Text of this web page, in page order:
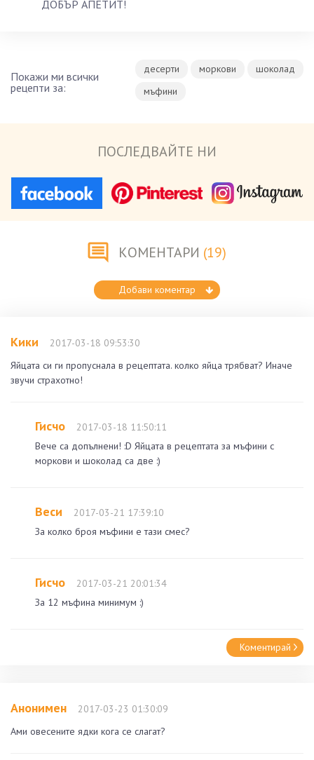
ДОБЪР АПЕТИТ!
Покажи ми всички
рецепти за:
десерти моркови
шоколад
мъфини
ПОСЛЕДВАЙТЕ НИ
КОМЕНТАРИ (19)
Добави коментар
Кики
2017-03-18 09:53:30
Яйцата си ги пропуснала в рецептата. колко яйца трябват? Иначе
звучи страхотно!
Гисчо
2017-03-18 11:50:11
Вече са допълнени! :D Яйцата в рецептата за мъфини с
моркови и шоколад са две :)
Веси
2017-03-21 17:39:10
За колко броя мъфини е тази смес?
Гисчо
2017-03-21 20:01:34
За 12 мъфина минимум :)
Коментирай
Анонимен
2017-03-23 01:30:09
Ами овесените ядки кога се слагат?